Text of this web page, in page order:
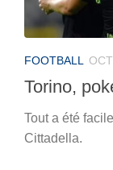
FOOTBALL
Torino,
Tout a été
Cittadella.